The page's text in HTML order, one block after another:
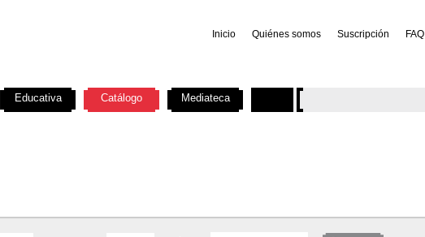
Inicio Quiénes somos Suscripción FAQ
Educativa Catálogo Mediateca